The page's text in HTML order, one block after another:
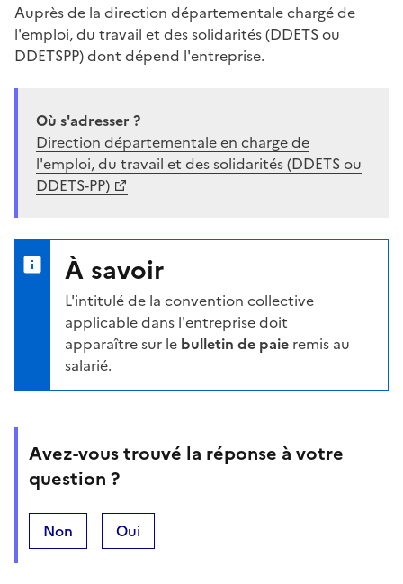
Auprès de la direction départementale chargé de
l'emploi, du travail et des solidarités (DDETSou
DDETSPP) dont dépend l'entreprise.
Où s'adresser ?
Direction départementale en charge de
l'emploi, du travail et des solidarités (DDETS ou
DDETS-PP)
À savoir
L'intitulé de la convention collective
applicable dans l'entreprise doit
apparaître sur le bulletin de paie remis au
salarié.
Avez-vous trouvé la réponse à votre
question ?
Non Oui